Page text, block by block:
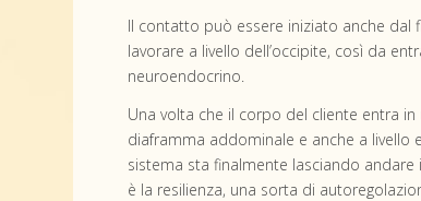
Il contatto può essere iniziato anche
lavorare a livello dell’occipite, così da
neuroendocrino.
Una volta che il corpo del cliente entra
diaframma addominale e anche a livello
sistema sta finalmente lasciando
è la resilienza, una sorta di